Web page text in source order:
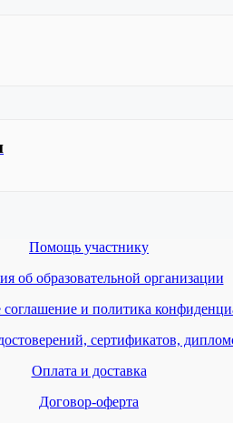
Помощь участнику
об образовательной организации
соглашение и политика
сертификатов,
Оплата и доставка
Договор-оферта